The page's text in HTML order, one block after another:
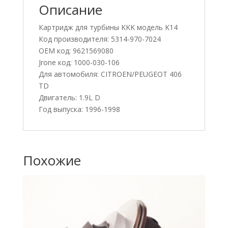
Описание
Картридж для турбины KKK модель K14
Код производителя: 5314-970-7024
OEM код: 9621569080
Jrone код: 1000-030-106
Для автомобиля: CITROEN/PEUGEOT 406
TD
Двигатель: 1.9L D
Год выпуска: 1996-1998
Похожие